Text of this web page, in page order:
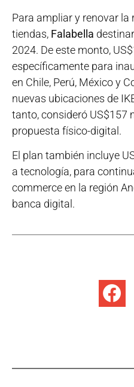
Para ampliar y renovar la
tiendas, Falabella
2024. De este monto,
específicamente para
en Chile, Perú, México y
nuevas ubicaciones de
tanto, consideró US$157
propuesta físico-digital.
El plan también incluye
a tecnología, para
commerce en la región
banca digital.